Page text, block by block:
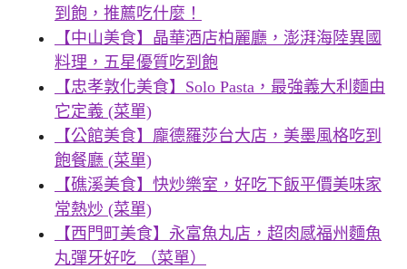
到飽，推薦吃什麼！
【中山美食】晶華酒店柏麗廳，澎湃海陸異國
料理，五星優質吃到飽
【忠孝敦化美食】Solo Pasta，最強義大利麵由
它定義 (菜單)
【公館美食】龐德羅莎台大店，美墨風格吃到
飽餐廳 (菜單)
【礁溪美食】快炒樂室，好吃下飯平價美味家
常熱炒 (菜單)
【西門町美食】永富魚丸店，超肉感福州麵魚
丸彈牙好吃 （菜單）